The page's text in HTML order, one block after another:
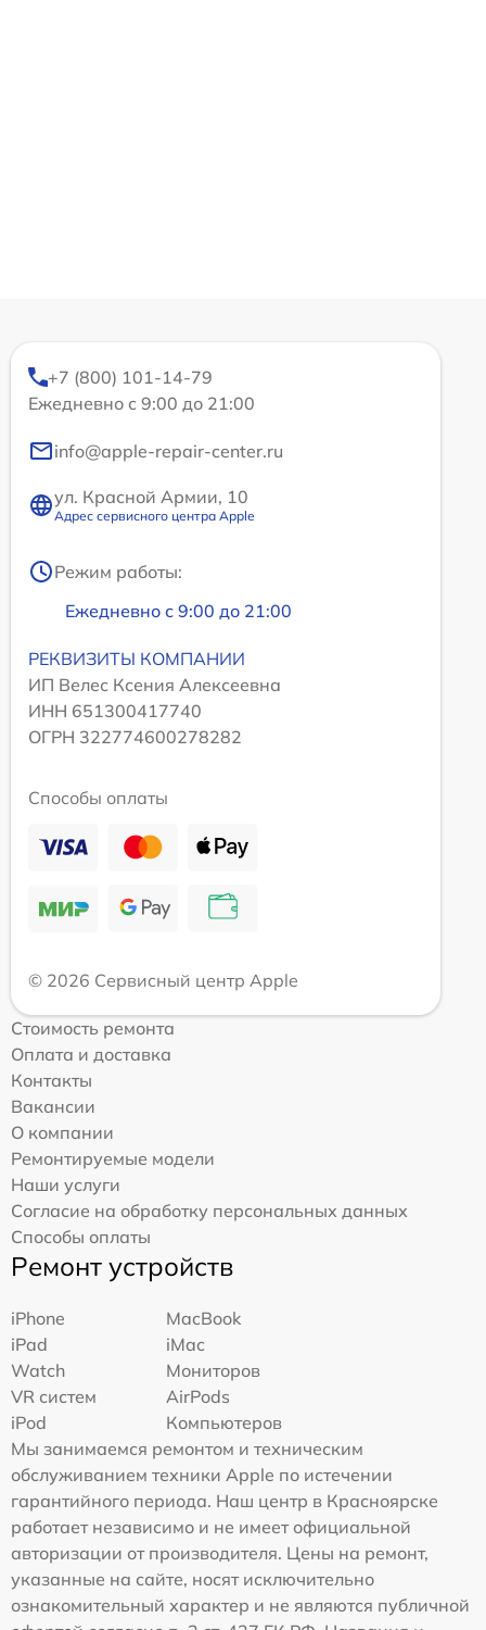
+7 (800) 101-14-79
Ежедневно с 9:00 до 21:00
info@apple-repair-center.ru
ул. Красной Армии, 10
Адрес сервисного центра Apple
Режим работы:
Ежедневно с 9:00 до 21:00
РЕКВИЗИТЫ КОМПАНИИ
ИП Велес Ксения Алексеевна
ИНН 651300417740
ОГРН 322774600278282
Способы оплаты
© 2026 Сервисный центр Apple
Стоимость ремонта
Оплата и доставка
Контакты
Вакансии
О компании
Ремонтируемые модели
Наши услуги
Согласие на обработку персональных данных
Способы оплаты
Ремонт устройств
iPhone
MacBook
iPad
iMac
Watch
Мониторов
VR систем
AirPods
iPod
Компьютеров
Мы занимаемся ремонтом и техническим
обслуживанием техники Apple по истечении
гарантийного периода. Наш центр в Красноярске
работает независимо и не имеет официальной
авторизации от производителя. Цены на ремонт,
указанные на сайте, носят исключительно
ознакомительный характер и не являются публичной